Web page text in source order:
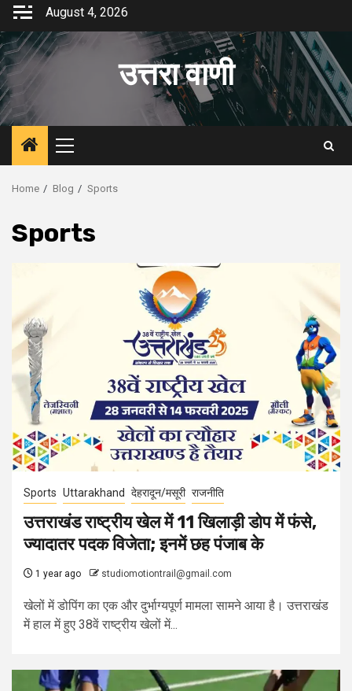
Skip
content
August 4, 2026
उत्तरा वाणी
Primary
Menu
Home Blog Sports
Sports
Sports Uttarakhand देहरादून/मसूरी राजनीति
उत्तराखंड राष्ट्रीय खेल में 11 खिलाड़ी डोप में फंसे,
ज्यादातर पदक विजेता; इनमें छह पंजाब के
1 year ago studiomotiontrail@gmail.com
खेलों में डोपिंग का एक और दुर्भाग्यपूर्ण मामला सामने आया है। उत्तराखंड
में हाल में हुए 38वें राष्ट्रीय खेलों में...